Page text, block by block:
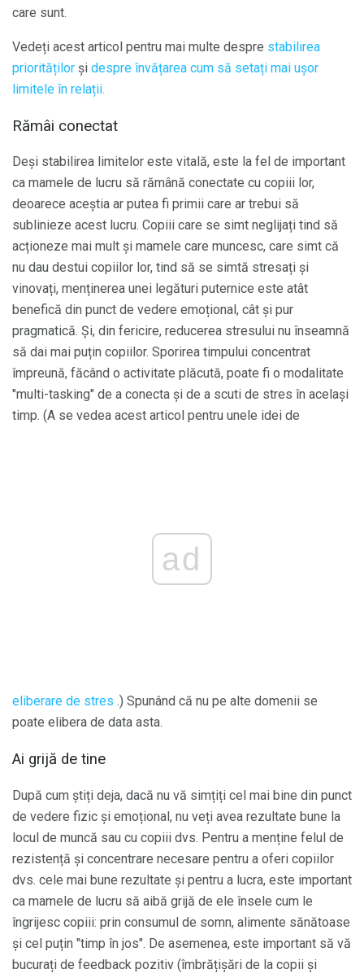
care sunt.
Vedeți acest articol pentru mai multe despre stabilirea
priorităților și despre învățarea cum să setați mai ușor
limitele în relații.
Rămâi conectat
Deși stabilirea limitelor este vitală, este la fel de important
ca mamele de lucru să rămână conectate cu copiii lor,
deoarece aceștia ar putea fi primii care ar trebui să
sublinieze acest lucru. Copiii care se simt neglijați tind să
acționeze mai mult și mamele care muncesc, care simt că
nu dau destui copiilor lor, tind să se simtă stresați și
vinovați, menținerea unei legături puternice este atât
benefică din punct de vedere emoțional, cât și pur
pragmatică. Și, din fericire, reducerea stresului nu înseamnă
să dai mai puțin copiilor. Sporirea timpului concentrat
împreună, făcând o activitate plăcută, poate fi o modalitate
"multi-tasking" de a conecta și de a scuti de stres în același
timp. (A se vedea acest articol pentru unele idei de
ad
eliberare de stres .) Spunând că nu pe alte domenii se
poate elibera de data asta.
Ai grijă de tine
După cum știți deja, dacă nu vă simțiți cel mai bine din punct
de vedere fizic și emoțional, nu veți avea rezultate bune la
locul de muncă sau cu copiii dvs. Pentru a menține felul de
rezistență și concentrare necesare pentru a oferi copiilor
dvs. cele mai bune rezultate și pentru a lucra, este important
ca mamele de lucru să aibă grijă de ele însele cum le
îngrijesc copiii: prin consumul de somn, alimente sănătoase
și cel puțin "timp în jos". De asemenea, este important să vă
bucurați de feedback pozitiv (îmbrățișări de la copii și